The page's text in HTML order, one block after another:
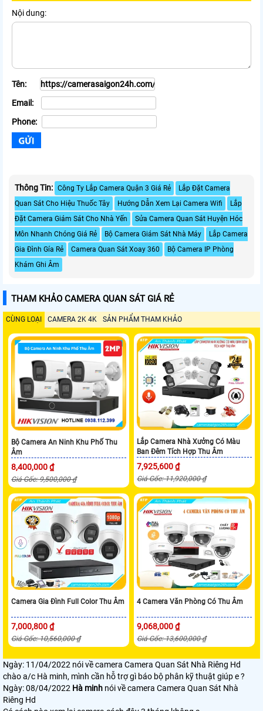
Nội dung:
Tên:
Email:
Phone:
Thông Tin: Công Ty Lắp Camera Quận 3 Giá Rẻ
Lắp Đặt Camera
Quan Sát Cho Hiệu Thuốc Tây
Hướng Dẫn Xem Lại Camera Wifi
Lắp
Đặt Camera Giám Sát Cho Nhà Yến
Sửa Camera Quan Sát Huyện Hóc
Môn Nhanh Chóng Giá Rẻ
Bộ Camera Giám Sát Nhà Máy
Lắp Camera
Gia Đình Gía Rẻ
Camera Quan Sát Xoay 360
Bộ Camera IP Phòng
Khám Ghi Âm
THAM KHẢO CAMERA QUAN SÁT GIÁ RẺ
CÙNG LOẠI CAMERA 2K 4K SẢN PHẨM THAM KHẢO
Bộ Camera An Ninh Khu Phố Thu
Âm
8,400,000 ₫
Giá Gốc: 9,500,000 ₫
Lắp Camera Nhà Xưởng Có Màu
Ban Đêm Tích Hợp Thu Âm
7,925,600 ₫
Giá Gốc: 11,920,000 ₫
Camera Gia Đình Full Color Thu Âm
7,000,800 ₫
Giá Gốc: 10,560,000 ₫
4 Camera Văn Phòng Có Thu Âm
9,068,000 ₫
Giá Gốc: 13,600,000 ₫
Ngày: 11/04/2022 nói về camera Camera Quan Sát Nhà Riêng Hd
chào a/c Hà minh, mình cần hỗ trợ gì báo bộ phân kỹ thuật giúp e ?
Ngày: 08/04/2022 Hà minh nói về camera Camera Quan Sát Nhà
Riêng Hd